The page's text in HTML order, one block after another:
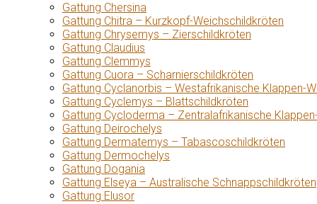
Gattung Chersina
Gattung Chitra – Kurzkopf-Weichschildkröten
Gattung Chrysemys – Zierschildkröten
Gattung Claudius
Gattung Clemmys
Gattung Cuora – Scharnierschildkröten
Gattung Cyclanorbis – Westafrikanische Klappen-
Gattung Cyclemys – Blattschildkröten
Gattung Cycloderma – Zentralafrikanische
Gattung Deirochelys
Gattung Dermatemys – Tabascoschildkröten
Gattung Dermochelys
Gattung Dogania
Gattung Elseya – Australische Schnappschildkröten
Gattung Elusor